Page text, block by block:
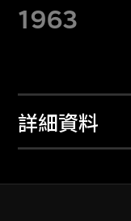
1963
詳細資料